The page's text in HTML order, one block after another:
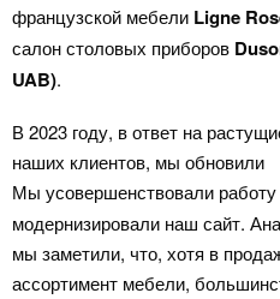
французской мебели Ligne
салон столовых приборов
UAB).
В 2023 году, в ответ на
наших клиентов, мы обновили
Мы усовершенствовали работу
модернизировали наш сайт.
мы заметили, что, хотя в
ассортимент мебели,